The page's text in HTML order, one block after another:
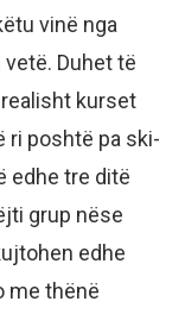
vinë nga
Duhet të
kurset
ri poshtë pa ski-
edhe tre ditë
grup nëse
edhe
me thënë